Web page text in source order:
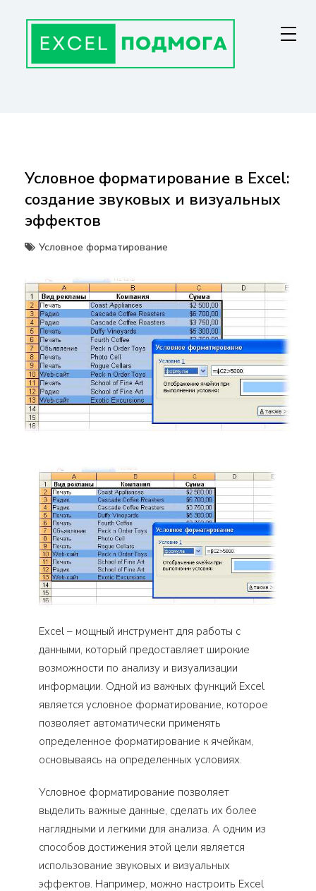
содержанию
Условное форматирование в Excel:
создание звуковых и визуальных
эффектов
Условное форматирование
Excel – мощный инструмент для работы с
данными, который предоставляет широкие
возможности по анализу и визуализации
информации. Одной из важных функций Excel
является условное форматирование, которое
позволяет автоматически применять
определенное форматирование к ячейкам,
основываясь на определенных условиях.
Условное форматирование позволяет
выделить важные данные, сделать их более
наглядными и легкими для анализа. А одним из
способов достижения этой цели является
использование звуковых и визуальных
эффектов. Например, можно настроить Excel